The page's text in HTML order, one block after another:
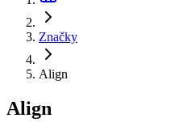
Značky
Align
Align